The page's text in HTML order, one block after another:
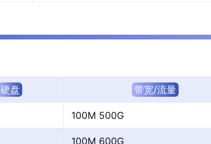
硬盘 带宽/流量
100M 500G
100M 600G